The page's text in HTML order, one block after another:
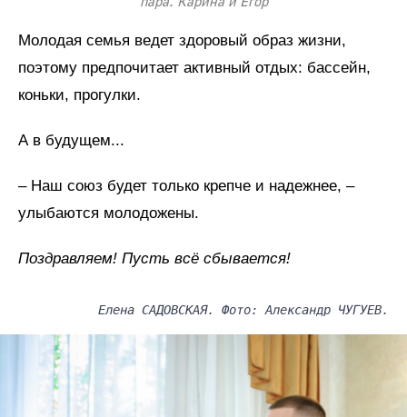
Молодая семья ведет здоровый образ жизни,
поэтому предпочитает активный отдых: бассейн,
коньки, прогулки.
А в будущем...
– Наш союз будет только крепче и надежнее, –
улыбаются молодожены.
Поздравляем! Пусть всё сбывается!
Елена САДОВСКАЯ. Фото: Александр ЧУГУЕВ.